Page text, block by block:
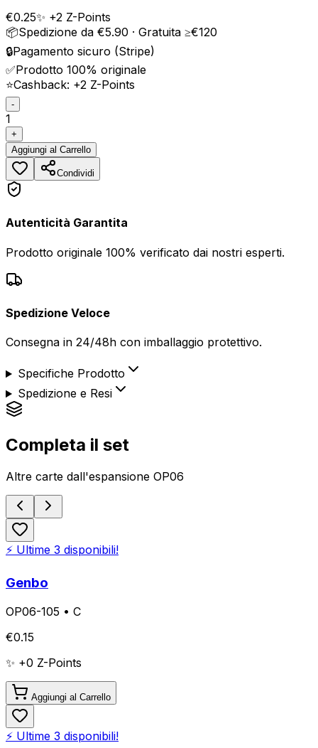
€0.25✨ +2 Z-Points
📦Spedizione da €5.90 · Gratuita ≥€120
🔒Pagamento sicuro (Stripe)
✅Prodotto 100% originale
⭐Cashback: +2 Z-Points
-
1
+
Aggiungi al Carrello
Condividi
Autenticità Garantita
Prodotto originale 100% verificato dai nostri esperti.
Spedizione Veloce
Consegna in 24/48h con imballaggio protettivo.
Specifiche Prodotto
Spedizione e Resi
Completa il set
Altre carte dall'espansione OP06
⚡ Ultime 3 disponibili!
Genbo
OP06-105 • C
€0.15
✨ +0 Z-Points
Aggiungi al Carrello
⚡ Ultime 3 disponibili!